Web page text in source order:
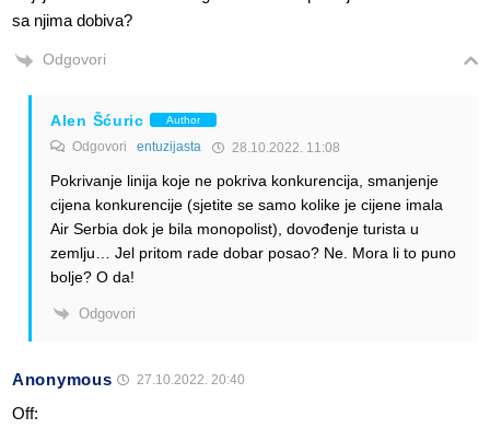
sa njima dobiva?
Odgovori
Alen Šćuric Author
Odgovori entuzijasta 28.10.2022. 11:08
Pokrivanje linija koje ne pokriva konkurencija, smanjenje
cijena konkurencije (sjetite se samo kolike je cijene imala
Air Serbia dok je bila monopolist), dovođenje turista u
zemlju… Jel pritom rade dobar posao? Ne. Mora li to puno
bolje? O da!
Odgovori
Anonymous 27.10.2022. 20:40
Off: